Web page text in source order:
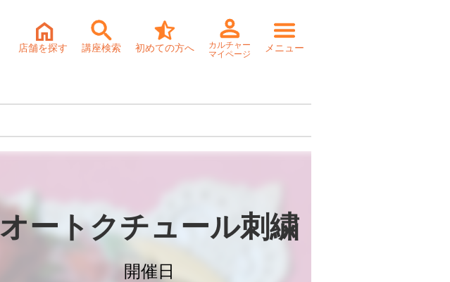
店舗を探す 講座検索 初めての方へ
カルチャー
マイページ
メニュー
オートクチュール刺繍
開催日